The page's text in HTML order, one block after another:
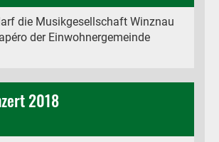
die Musikgesellschaft Winznau
der Einwohnergemeinde
2018